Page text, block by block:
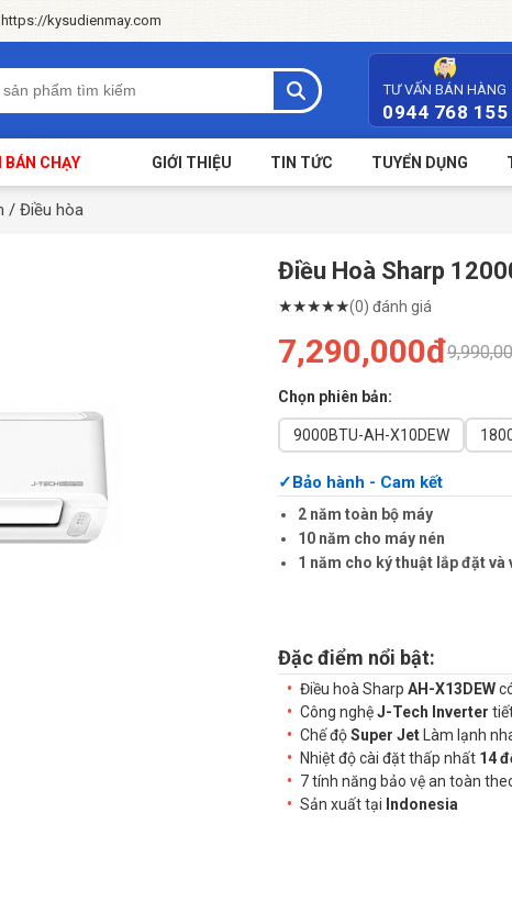
https://kysudienmay.com
TƯ VẤN BÁN HÀNG
0944 768 155
CHẠY GIỚI THIỆU TIN TỨC TUYỂN DỤNG
/ Điều hòa
Điều Hoà Sharp
★★★★★(0) đánh giá
7,290,000đ
Chọn phiên bản:
9000BTU-AH-X10DEW
Bảo hành - Cam kết
2 năm toàn bộ máy
10 năm cho máy nén
1 năm cho ký thuật lắp đặt và
Đặc điểm nổi bật:
Điều hoà Sharp AH-X13DEW
Công nghệJ-Tech Inverter
Chế độSuper Jet
Làm lạnh
Nhiệt độ cài đặt thấp nhất14
7 tính năng bảo vệ an toàn
Sản xuất tại Indonesia